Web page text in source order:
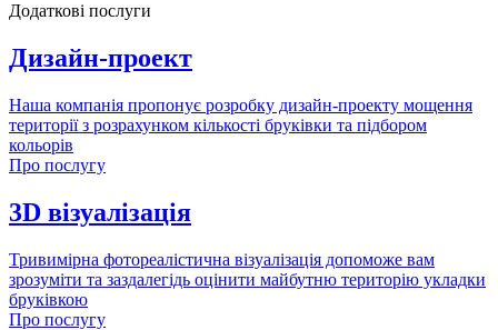
Додаткові послуги
Дизайн-проект
Наша компанія пропонує розробку дизайн-проекту мощення
території з розрахунком кількості бруківки та підбором
кольорів
Про послугу
3D візуалізація
Тривимірна фотореалістична візуалізація допоможе вам
зрозуміти та заздалегідь оцінити майбутню територію укладки
бруківкою
Про послугу